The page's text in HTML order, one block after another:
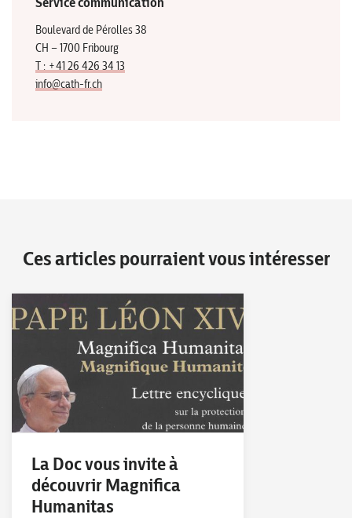
Boulevard de Pérolles 38
CH – 1700 Fribourg
T : +41 26 426 34 13
info@cath-fr.ch
Ces articles pourraient vous intéresser
La Doc vous invite à
découvrir Magnifica
Humanitas